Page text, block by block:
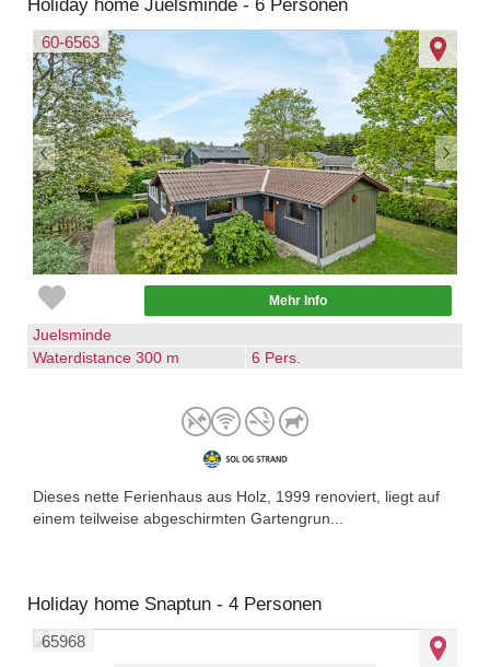
Holiday home Juelsminde - 6 Personen
60-6563
Mehr Info
Juelsminde
Waterdistance 300 m
6 Pers.
Dieses nette Ferienhaus aus Holz, 1999 renoviert, liegt auf
einem teilweise abgeschirmten Gartengrun...
Holiday home Snaptun - 4 Personen
65968